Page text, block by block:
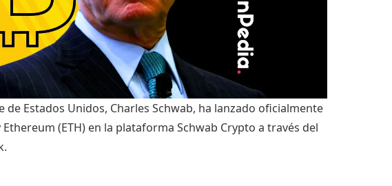
Estados Unidos, Charles Schwab, ha lanzado oficialmente
(ETH) en la plataforma Schwab Crypto a través del